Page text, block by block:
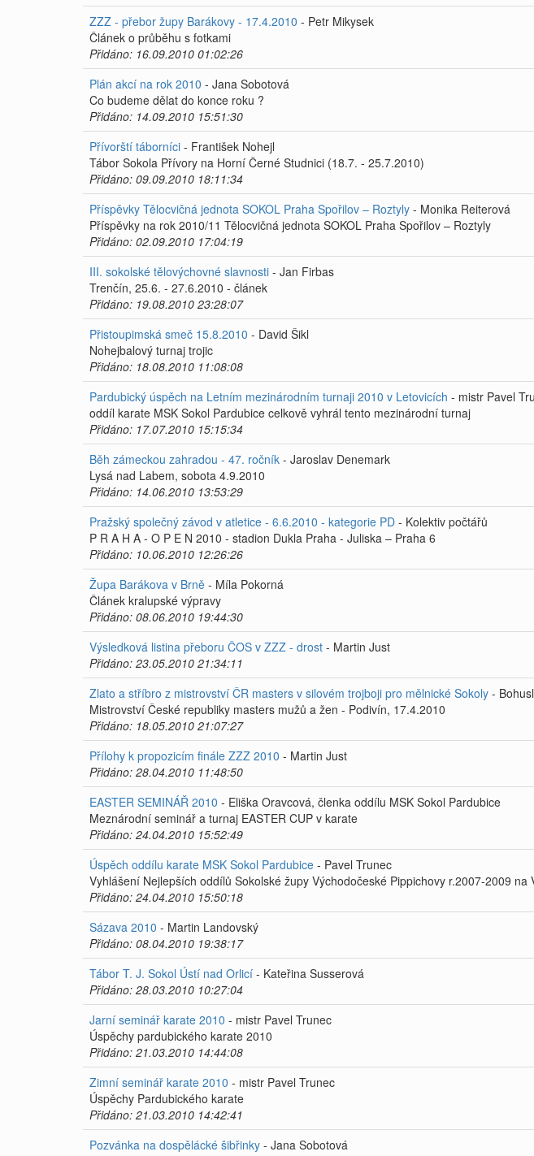
ZZZ - přebor župy Barákovy - 17.4.2010 - Petr Mikysek
Článek o průběhu s fotkami
Přidáno: 16.09.2010 01:02:26
Plán akcí na rok 2010 - Jana Sobotová
Co budeme dělat do konce roku ?
Přidáno: 14.09.2010 15:51:30
Přívorští táborníci - František Nohejl
Tábor Sokola Přívory na Horní Černé Studnici (18.7. - 25.7.2010)
Přidáno: 09.09.2010 18:11:34
Příspěvky Tělocvičná jednota SOKOL Praha Spořilov – Roztyly - Monika Reiterová
Příspěvky na rok 2010/11 Tělocvičná jednota SOKOL Praha Spořilov – Roztyly
Přidáno: 02.09.2010 17:04:19
III. sokolské tělovýchovné slavnosti - Jan Firbas
Trenčín, 25.6. - 27.6.2010 - článek
Přidáno: 19.08.2010 23:28:07
Přistoupimská smeč 15.8.2010 - David Šikl
Nohejbalový turnaj trojic
Přidáno: 18.08.2010 11:08:08
Pardubický úspěch na Letním mezinárodním turnaji 2010 v Letovicích - mistr Pavel
oddíl karate MSK Sokol Pardubice celkově vyhrál tento mezinárodní turnaj
Přidáno: 17.07.2010 15:15:34
Běh zámeckou zahradou - 47. ročník - Jaroslav Denemark
Lysá nad Labem, sobota 4.9.2010
Přidáno: 14.06.2010 13:53:29
Pražský společný závod v atletice - 6.6.2010 - kategorie PD - Kolektiv počtářů
P R A H A - O P E N 2010 - stadion Dukla Praha - Juliska – Praha 6
Přidáno: 10.06.2010 12:26:26
Župa Barákova v Brně - Míla Pokorná
Článek kralupské výpravy
Přidáno: 08.06.2010 19:44:30
Výsledková listina přeboru ČOS v ZZZ - drost - Martin Just
Přidáno: 23.05.2010 21:34:11
Zlato a stříbro z mistrovství ČR masters v silovém trojboji pro mělnické Sokoly -
Mistrovství České republiky masters mužů a žen - Podivín, 17.4.2010
Přidáno: 18.05.2010 21:07:27
Přílohy k propozicím finále ZZZ 2010 - Martin Just
Přidáno: 28.04.2010 11:48:50
EASTER SEMINÁŘ 2010 - Eliška Oravcová, členka oddílu MSK Sokol Pardubice
Meznárodní seminář a turnaj EASTER CUP v karate
Přidáno: 24.04.2010 15:52:49
Úspěch oddílu karate MSK Sokol Pardubice - Pavel Trunec
Vyhlášení Nejlepších oddílů Sokolské župy Východočeské Pippichovy r.2007-2009 na
Přidáno: 24.04.2010 15:50:18
Sázava 2010 - Martin Landovský
Přidáno: 08.04.2010 19:38:17
Tábor T. J. Sokol Ústí nad Orlicí - Kateřina Susserová
Přidáno: 28.03.2010 10:27:04
Jarní seminář karate 2010 - mistr Pavel Trunec
Úspěchy pardubického karate 2010
Přidáno: 21.03.2010 14:44:08
Zimní seminář karate 2010 - mistr Pavel Trunec
Úspěchy Pardubického karate
Přidáno: 21.03.2010 14:42:41
Pozvánka na dospělácké šibřinky - Jana Sobotová